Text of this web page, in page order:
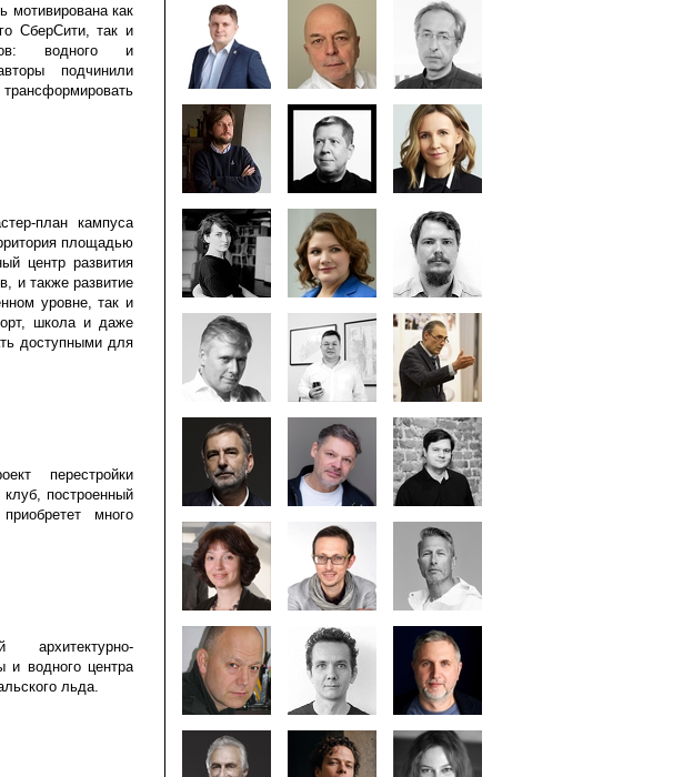
мотивирована как
СберСити, так и
водного и
подчинили
план кампуса
площадью
центр развития
и также развитие
уровне, так и
школа и даже
доступными для
перестройки
построенный
много
архитектурно-
и водного центра
льда.